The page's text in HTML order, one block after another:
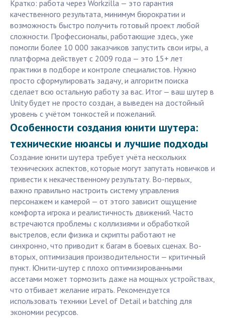
Кратко: работа через Workzilla — это гарантия
качественного результата, минимум бюрократии и
возможность быстро получить готовый проект любой
сложности. Профессионалы, работающие здесь, уже
помогли более 10 000 заказчиков запустить свои игры, а
платформа действует с 2009 года — это 15+ лет
практики в подборе и контроле специалистов. Нужно
просто сформулировать задачу, и алгоритм поиска
сделает всю остальную работу за вас. Итог — ваш шутер в
Unity будет не просто создан, а выведен на достойный
уровень с учётом тонкостей и пожеланий.
Особенности создания юнити шутера:
технические нюансы и лучшие подходы
Создание юнити шутера требует учёта нескольких
технических аспектов, которые могут запутать новичков и
привести к некачественному результату. Во-первых,
важно правильно настроить систему управления
персонажем и камерой — от этого зависит ощущение
комфорта игрока и реалистичность движений. Часто
встречаются проблемы с коллизиями и обработкой
выстрелов, если физика и скрипты работают не
синхронно, что приводит к багам в боевых сценах. Во-
вторых, оптимизация производительности — критичный
пункт. Юнити-шутер с плохо оптимизированными
ассетами может тормозить даже на мощных устройствах,
что отбивает желание играть. Рекомендуется
использовать техники Level of Detail и batching для
экономии ресурсов.